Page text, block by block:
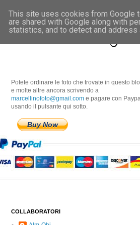
Marcellino
Potete ordinare le foto che trovate in questo
e molte altre ancora scrivendo a
marcellinofoto@gmail.com e pagare con
usando il pulsante qui sotto.
Buy Now
COLLABORATORI
This site uses cookies from Google
are shared with Google along with
statistics, and to detect and address